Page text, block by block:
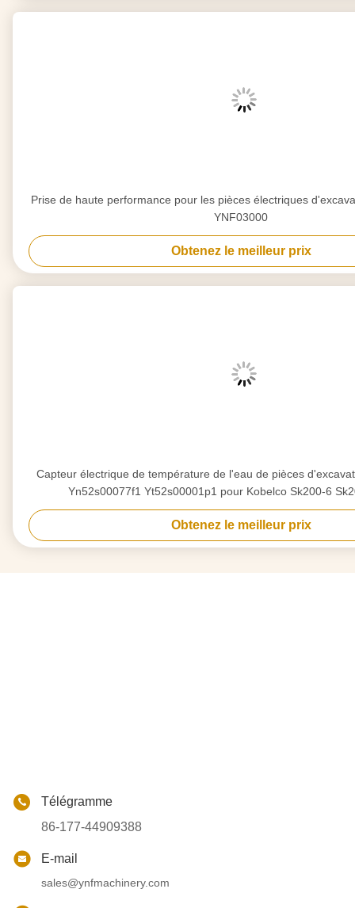
Prise de haute performance pour les pièces électriques
YNF03000
Obtenez le meilleur prix
Capteur électrique de température de l'eau de pièces
Yn52s00077f1 Yt52s00001p1 pour Kobelco Sk200-6
Obtenez le meilleur prix
Télégramme
86-177-44909388
E-mail
sales@ynfmachinery.com